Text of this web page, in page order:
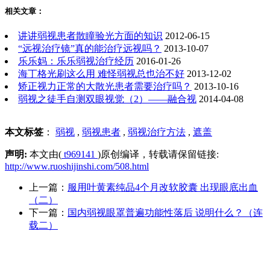
相关文章：
讲讲弱视患者散瞳验光方面的知识 2012-06-15
“远视治疗镜”真的能治疗远视吗？ 2013-10-07
乐乐妈：乐乐弱视治疗经历 2016-01-26
海丁格光刷这么用 难怪弱视总也治不好 2013-12-02
矫正视力正常的大散光患者需要治疗吗？ 2013-10-16
弱视之徒手自测双眼视觉（2）——融合视 2014-04-08
本文标签 ： 弱视 , 弱视患者 , 弱视治疗方法 , 遮盖
声明: 本文由( t969141 )原创编译，转载请保留链接:
http://www.ruoshijinshi.com/508.html
上一篇： 服用叶黄素纯品4个月改软胶囊 出现眼底出血
（二）
下一篇： 国内弱视眼罩普遍功能性落后 说明什么？（连
载二）